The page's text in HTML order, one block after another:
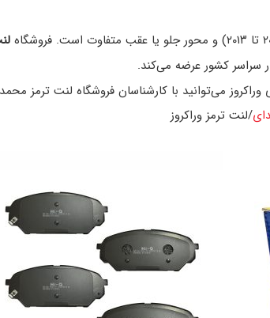
سراسر کشور عرضه می‌کند.
می‌توانید با کارشناسان فروشگاه لنت ترمز
لنت ترمز وراکروز